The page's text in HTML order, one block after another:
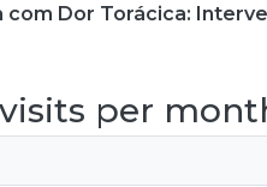
com Dor Torácica:
per